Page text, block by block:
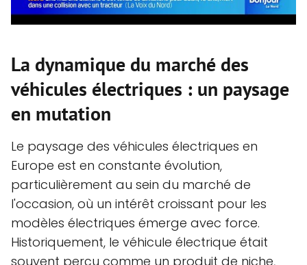
La dynamique du marché des
véhicules électriques : un paysage
en mutation
Le paysage des véhicules électriques en
Europe est en constante évolution,
particulièrement au sein du marché de
l'occasion, où un intérêt croissant pour les
modèles électriques émerge avec force.
Historiquement, le véhicule électrique était
souvent perçu comme un produit de niche,